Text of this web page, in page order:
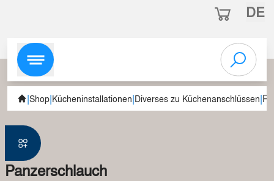
DE
|Shop|Kücheninstallationen|Diverses zu Küchenanschlüssen|
Panzerschlauch